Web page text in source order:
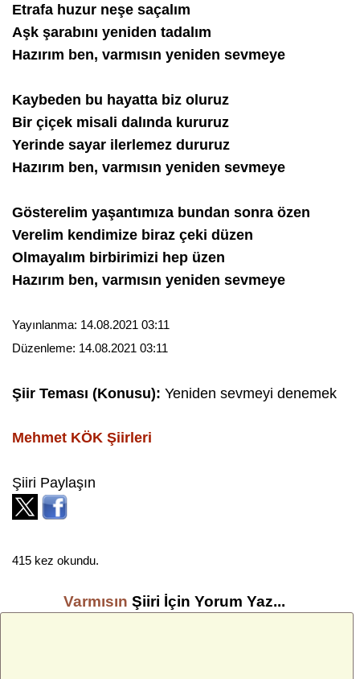
Etrafa huzur neşe saçalım
Aşk şarabını yeniden tadalım
Hazırım ben, varmısın yeniden sevmeye
Kaybeden bu hayatta biz oluruz
Bir çiçek misali dalında kururuz
Yerinde sayar ilerlemez dururuz
Hazırım ben, varmısın yeniden sevmeye
Gösterelim yaşantımıza bundan sonra özen
Verelim kendimize biraz çeki düzen
Olmayalım birbirimizi hep üzen
Hazırım ben, varmısın yeniden sevmeye
Yayınlanma: 14.08.2021 03:11
Düzenleme: 14.08.2021 03:11
Şiir Teması (Konusu): Yeniden sevmeyi denemek
Mehmet KÖK Şiirleri
Şiiri Paylaşın
415 kez okundu.
Varmısın Şiiri İçin Yorum Yaz...